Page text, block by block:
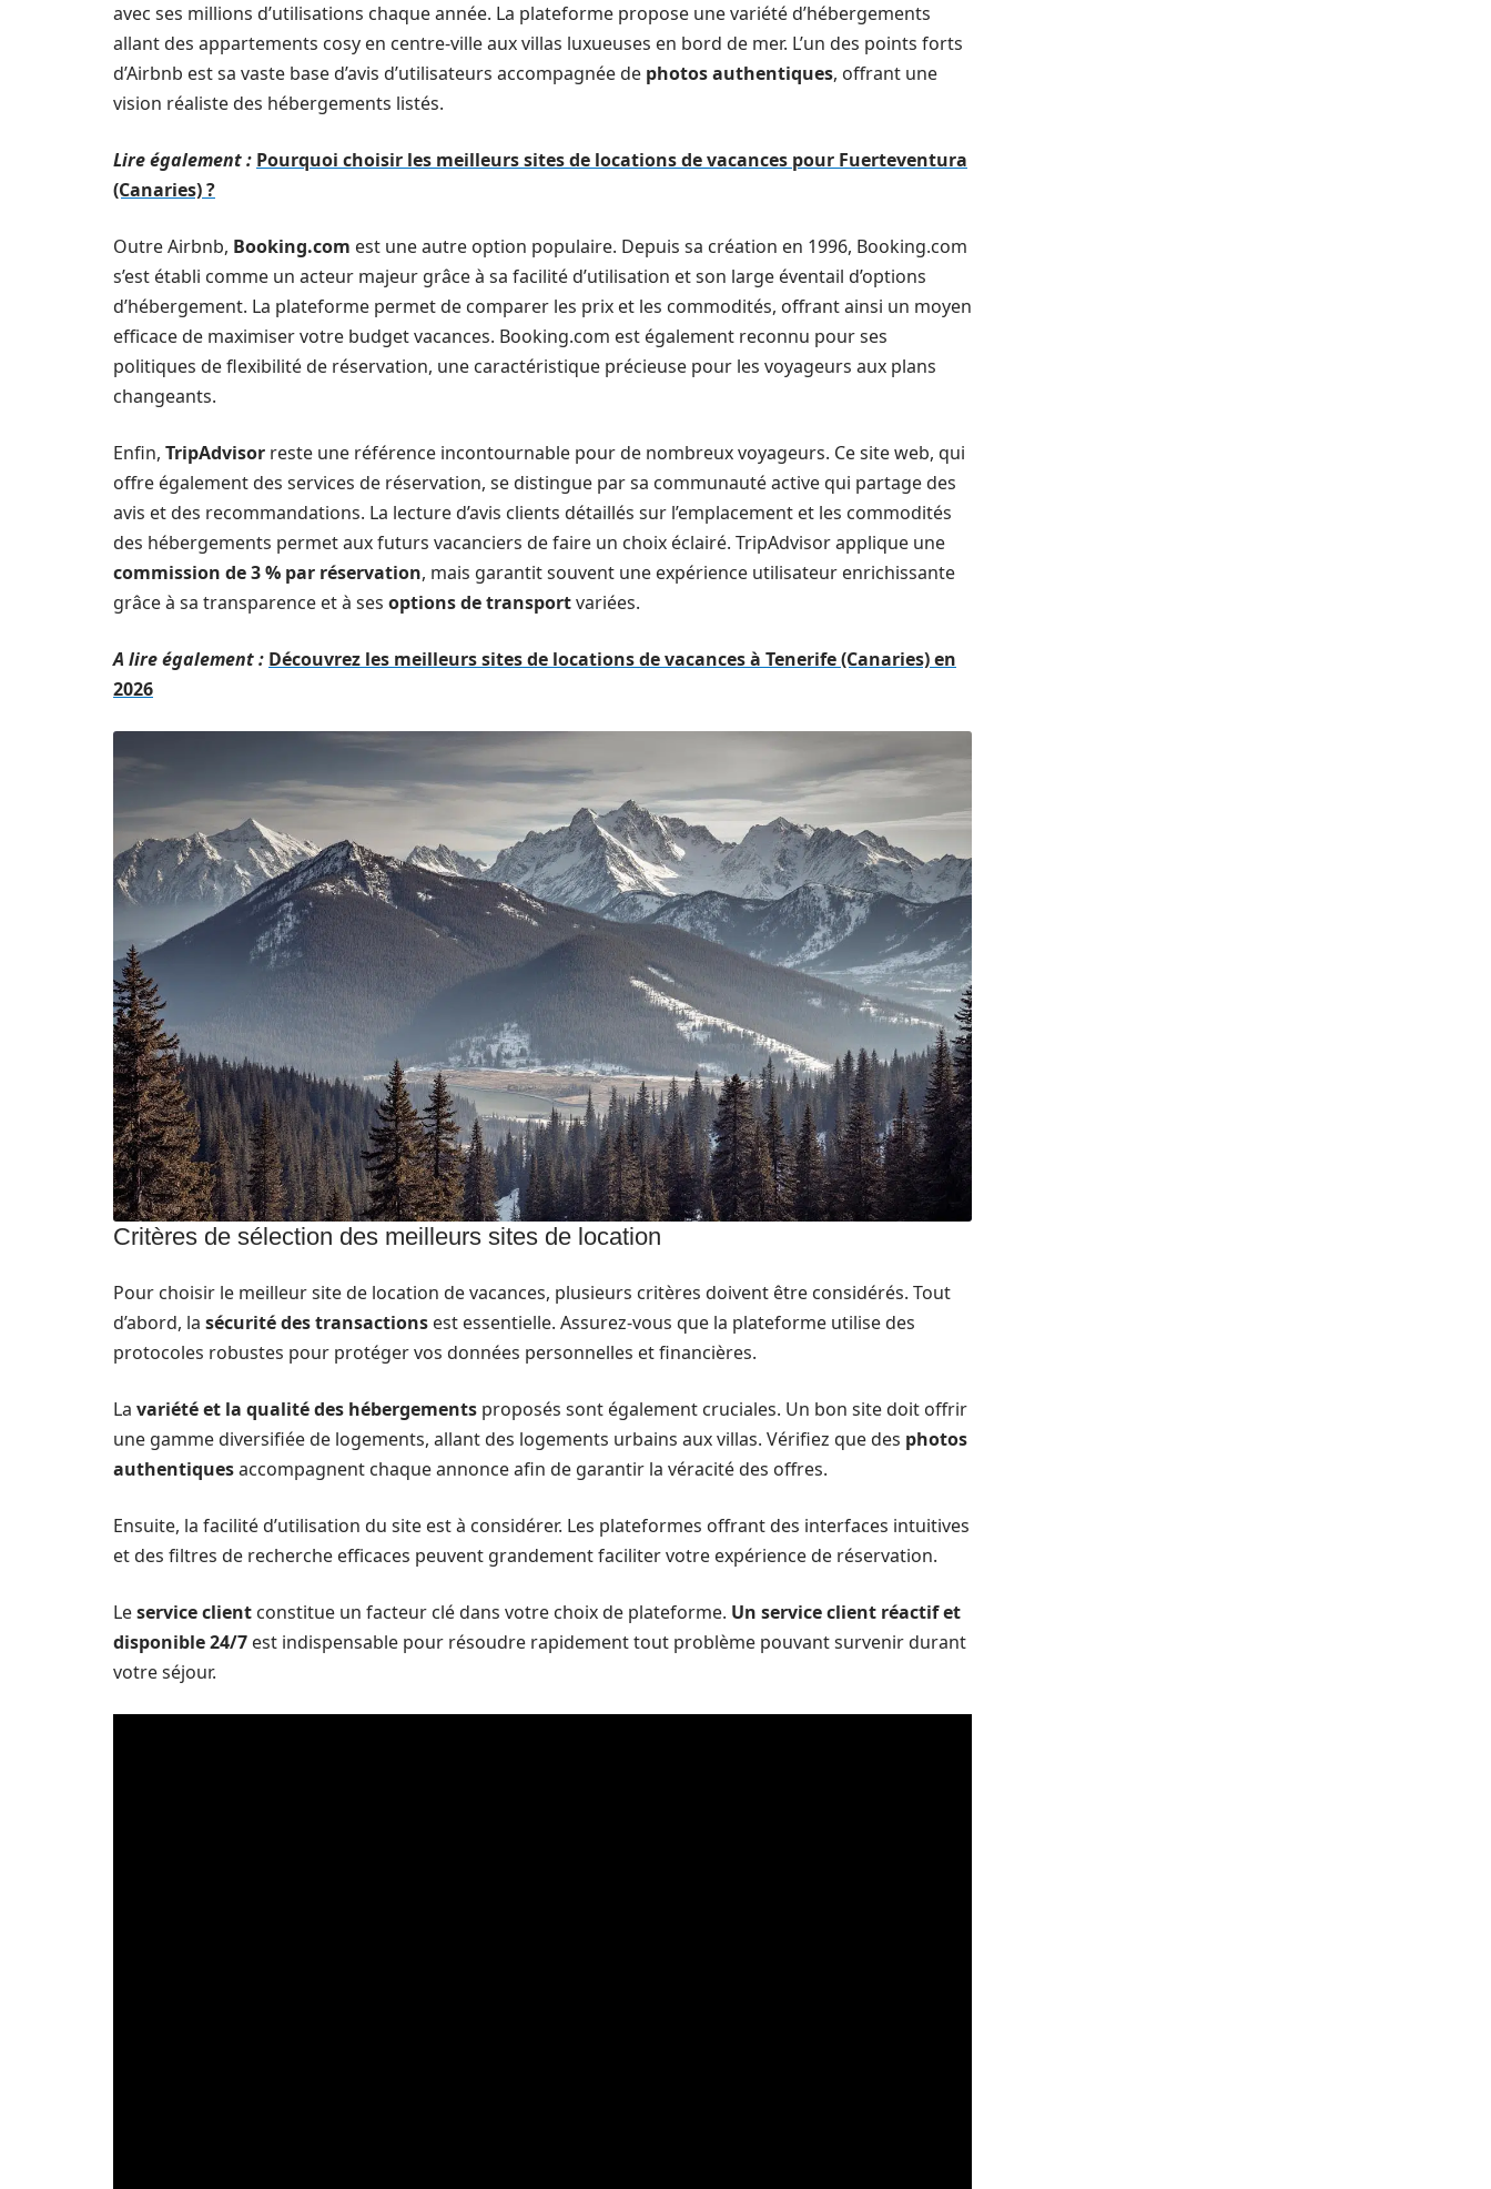
avec ses millions d’utilisations chaque année. La plateforme propose une variété d’hébergements
allant des appartements cosy en centre-ville aux villas luxueuses en bord de mer. L’un des points forts
d’Airbnb est sa vaste base d’avis d’utilisateurs accompagnée de photos authentiques, offrant une
vision réaliste des hébergements listés.
Lire également : Pourquoi choisir les meilleurs sites de locations de vacances pour Fuerteventura
(Canaries) ?
Outre Airbnb, Booking.com est une autre option populaire. Depuis sa création en 1996, Booking.com
s’est établi comme un acteur majeur grâce à sa facilité d’utilisation et son large éventail d’options
d’hébergement. La plateforme permet de comparer les prix et les commodités, offrant ainsi un moyen
efficace de maximiser votre budget vacances. Booking.com est également reconnu pour ses
politiques de flexibilité de réservation, une caractéristique précieuse pour les voyageurs aux plans
changeants.
Enfin, TripAdvisor reste une référence incontournable pour de nombreux voyageurs. Ce site web, qui
offre également des services de réservation, se distingue par sa communauté active qui partage des
avis et des recommandations. La lecture d’avis clients détaillés sur l’emplacement et les commodités
des hébergements permet aux futurs vacanciers de faire un choix éclairé. TripAdvisor applique une
commission de 3 % par réservation, mais garantit souvent une expérience utilisateur enrichissante
grâce à sa transparence et à ses options de transportvariées.
A lire également : Découvrez les meilleurs sites de locations de vacances à Tenerife (Canaries) en
2026
Critères de sélection des meilleurs sites de location
Pour choisir le meilleur site de location de vacances, plusieurs critères doivent être considérés. Tout
d’abord, la sécurité des transactions est essentielle. Assurez-vous que la plateforme utilise des
protocoles robustes pour protéger vos données personnelles et financières.
La variété et la qualité des hébergements proposés sont également cruciales. Un bon site doit offrir
une gamme diversifiée de logements, allant des logements urbains aux villas. Vérifiez que des photos
authentiquesaccompagnent chaque annonce afin de garantir la véracité des offres.
Ensuite, la facilité d’utilisation du site est à considérer. Les plateformes offrant des interfaces intuitives
et des filtres de recherche efficaces peuvent grandement faciliter votre expérience de réservation.
Leservice client constitue un facteur clé dans votre choix de plateforme. Un service client réactif et
disponible 24/7 est indispensable pour résoudre rapidement tout problème pouvant survenir durant
votre séjour.